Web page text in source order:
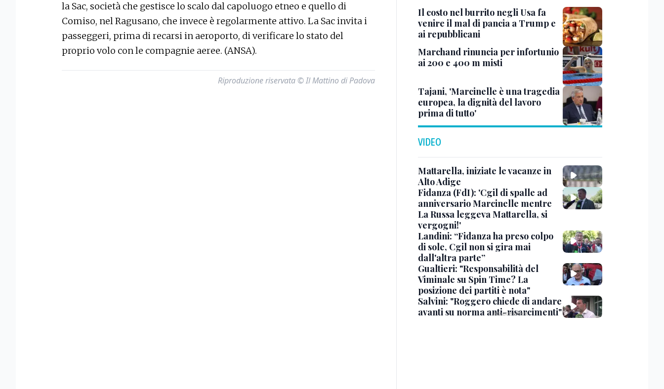
la Sac, società che gestisce lo scalo dal capoluogo etneo e quello di
Comiso, nel Ragusano, che invece è regolarmente attivo. La Sac invita i
passeggeri, prima di recarsi in aeroporto, di verificare lo stato del
proprio volo con le compagnie aeree. (ANSA).
Riproduzione riservata © Il Mattino di Padova
Il costo nel burrito negli Usa fa
venire il mal di pancia a Trump e
ai repubblicani
Marchand rinuncia per infortunio
ai 200 e 400 m misti
Tajani, 'Marcinelle è una tragedia
europea, la dignità del lavoro
prima di tutto'
VIDEO
Mattarella, iniziate le vacanze in
Alto Adige
Fidanza (FdI): 'Cgil di spalle ad
anniversario Marcinelle mentre
La Russa leggeva Mattarella, si
vergogni!'
Landini: “Fidanza ha preso colpo
di sole, Cgil non si gira mai
dall'altra parte”
Gualtieri: "Responsabilità del
Viminale su Spin Time? La
posizione dei partiti è nota"
Salvini: "Roggero chiede di andare
avanti su norma anti-risarcimenti"